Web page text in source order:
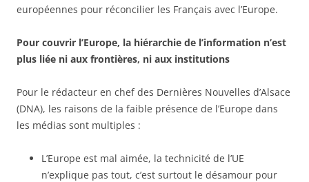
européennes pour réconcilier les Français avec l’Europe.
Pour couvrir l’Europe, la hiérarchie de l’information n’est
plus liée ni aux frontières, ni aux institutions
Pour le rédacteur en chef des Dernières Nouvelles d’Alsace
(DNA), les raisons de la faible présence de l’Europe dans
les médias sont multiples :
L’Europe est mal aimée, la technicité de l’UE
n’explique pas tout, c’est surtout le désamour pour